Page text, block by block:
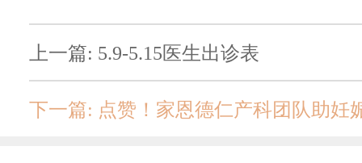
上一篇: 5.9-5.15医生出诊表
下一篇: 点赞！家恩德仁产科团队助妊